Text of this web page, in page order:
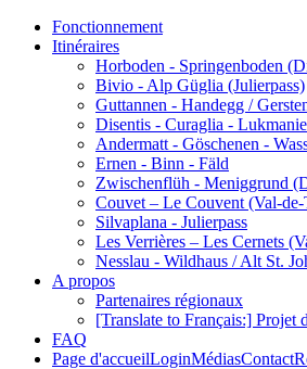
Fonctionnement
Itinéraires
Horboden - Springenboden
Bivio - Alp Güglia (Julierpass)
Guttannen - Handegg /
Disentis - Curaglia -
Andermatt - Göschenen -
Ernen - Binn - Fäld
Zwischenflüh - Meniggrund
Couvet – Le Couvent (Val-de-
Silvaplana - Julierpass
Les Verrières – Les Cernets
Nesslau - Wildhaus / Alt St.
A propos
Partenaires régionaux
[Translate to Français:] Projet
FAQ
Page d'accueilLoginMédiasContact